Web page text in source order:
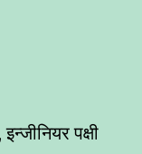
पक्षी